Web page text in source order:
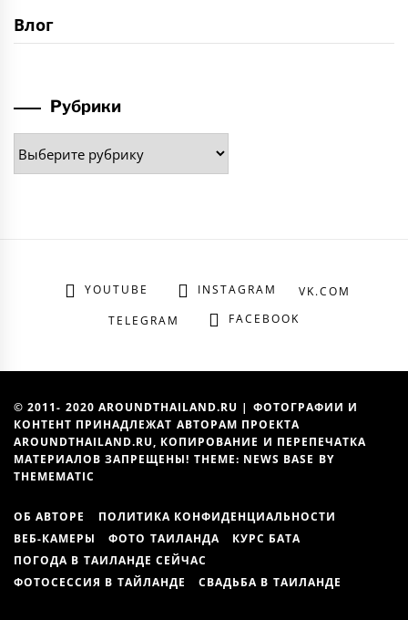
Влог
Рубрики
Рубрики
YOUTUBE INSTAGRAM
VK.COM
TELEGRAM
FACEBOOK
© 2011- 2020 AROUNDTHAILAND.RU | ФОТОГРАФИИ И
КОНТЕНТ ПРИНАДЛЕЖАТ АВТОРАМ ПРОЕКТА
AROUNDTHAILAND.RU, КОПИРОВАНИЕ И ПЕРЕПЕЧАТКА
МАТЕРИАЛОВ ЗАПРЕЩЕНЫ! THEME: NEWS BASE BY
THEMEMATIC
ОБ АВТОРЕ
ПОЛИТИКА КОНФИДЕНЦИАЛЬНОСТИ
ВЕБ-КАМЕРЫ
ФОТО ТАИЛАНДА
КУРС БАТА
ПОГОДА В ТАИЛАНДЕ СЕЙЧАС
ФОТОСЕССИЯ В ТАЙЛАНДЕ
СВАДЬБА В ТАИЛАНДЕ